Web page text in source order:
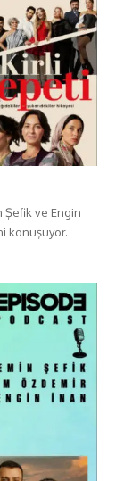
Şefik ve Engin
konuşuyor.